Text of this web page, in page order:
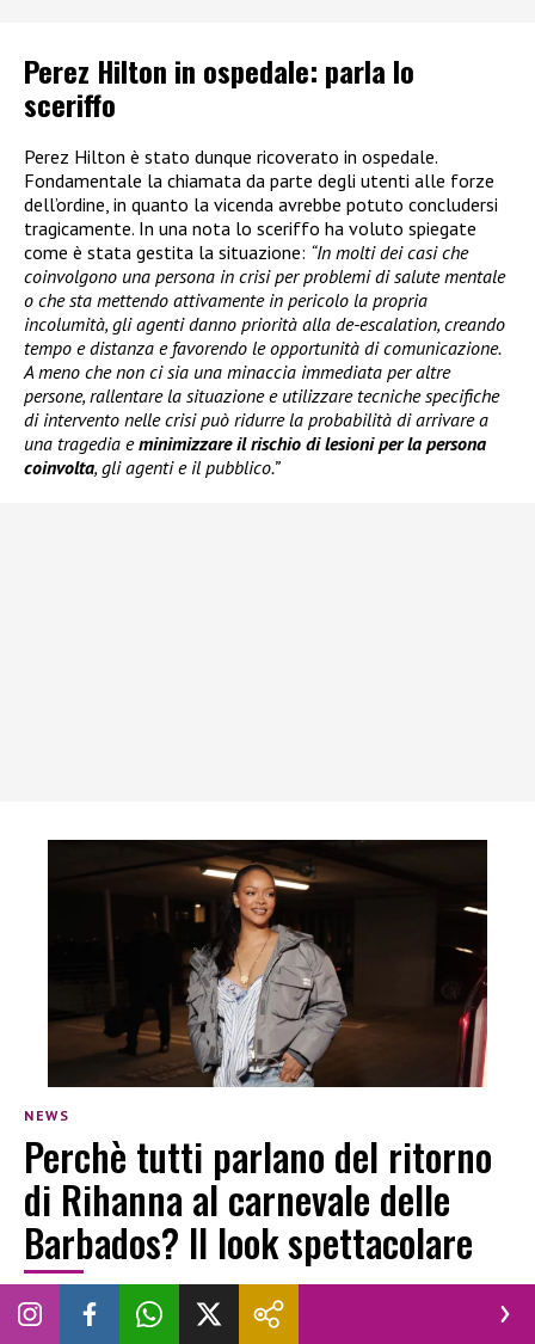
Perez Hilton in ospedale: parla lo
sceriffo
Perez Hilton è stato dunque ricoverato in ospedale.
Fondamentale la chiamata da parte degli utenti alle forze
dell’ordine, in quanto la vicenda avrebbe potuto concludersi
tragicamente. In una nota lo sceriffo ha voluto spiegate
come è stata gestita la situazione: “In molti dei casi che
coinvolgono una persona in crisi per problemi di salute mentale
o che sta mettendo attivamente in pericolo la propria
incolumità, gli agenti danno priorità alla de-escalation, creando
tempo e distanza e favorendo le opportunità di comunicazione.
A meno che non ci sia una minaccia immediata per altre
persone, rallentare la situazione e utilizzare tecniche specifiche
di intervento nelle crisi può ridurre la probabilità di arrivare a
una tragedia eminimizzare il rischio di lesioni per la persona
coinvolta, gli agenti e il pubblico.”
NEWS
Perchè tutti parlano del ritorno
di Rihanna al carnevale delle
Barbados? Il look spettacolare
CARNEVALE 2026 LOOK RIHANNA